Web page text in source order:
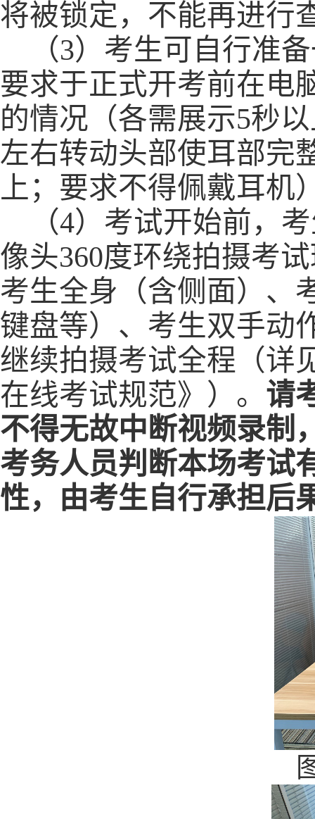
将被锁定，不能再进行
（3） 考生可自行准
要求于正式开考前在电
的情况（各需展示5秒
左右转动头部使耳部完
上；要求不得佩戴耳机
（4） 考试开始前，
像头360度环绕拍摄考
考生全身（含侧面）、
键盘等）、考生双手动
继续拍摄考试全程（详
在线考试规范》）。 请
不得无故中断视频录制
考务人员判断本场考试
性，由考生自行承担后